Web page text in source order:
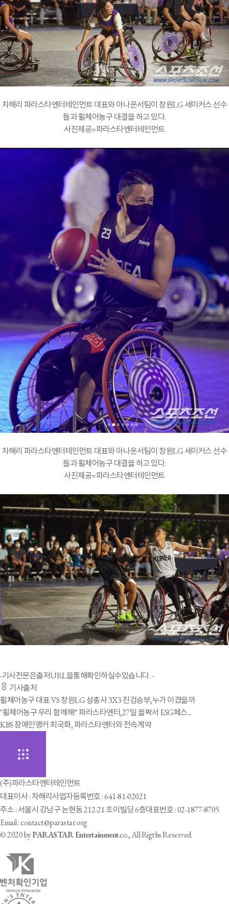
차해리 파라스타엔터테인먼트 대표와 아나운서팀이 창원LG 세이커스 선수
들과 휠체어농구 대결을 하고 있다.
사진제공=파라스타엔터테인먼트
차해리 파라스타엔터테인먼트 대표와 아나운서팀이 창원LG 세이커스 선수
들과 휠체어농구 대결을 하고 있다.
사진제공=파라스타엔터테인먼트
-기사전문은출저URL을통해확인하실수있습니다. -
기사출처
휠체어농구 대표 VS 창원LG 삼총사 3X3 진검승부,누가 이겼을까
"휠체어농구 우리 함께해!" 파라스타엔터,27일 올팍서 ESG페스...
KBS 장애인앵커 최국화, 파라스타엔터와 전속계약
(주)파라스타엔터테인먼트
대표이사 : 차해리사업자등록번호 : 641-81-02021
주소 : 서울시 강남구 논현동 212-21 조이빌딩 6층대표번호 : 02-1877-8705
Email : contact@parastar.org
© 2020 byPARASTAR Entertainment.co., All Rigths Reserved.